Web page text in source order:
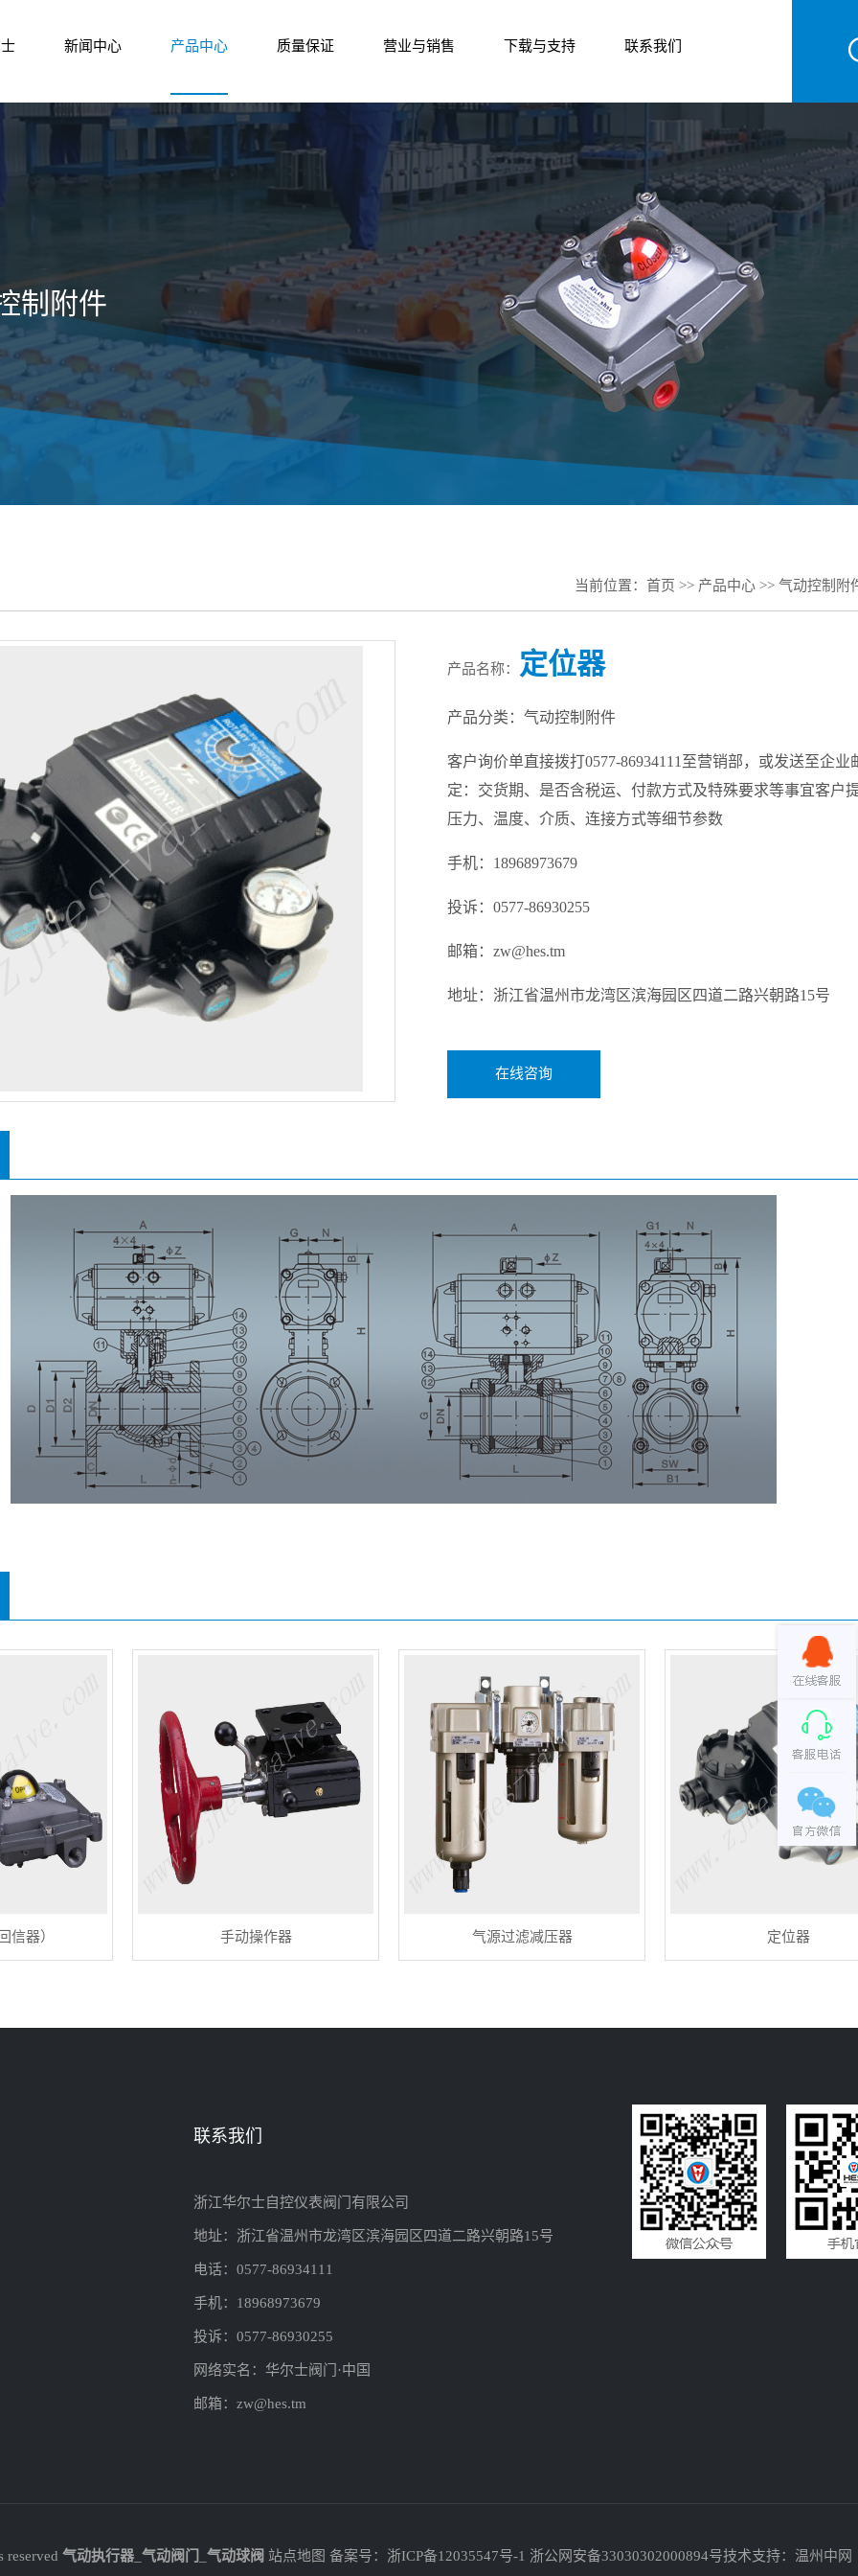
新闻中心 产品中心 质量保证 营业与销售 下载与支持 联系我们
制附件
当前位置： 首页 >> 产品中心 >> 气动控制附
产品名称： 定位器
产品分类：气动控制附件
客户询价单直接拨打0577-86934111至营销部，或发送至企业
定：交货期、是否含税运、付款方式及特殊要求等事宜客户
压力、温度、介质、连接方式等细节参数
手机：18968973679
投诉：0577-86930255
邮箱：zw@hes.tm
地址：浙江省温州市龙湾区滨海园区四道二路兴朝路15号
在线咨询
信器） 手动操作器 气源过滤减压器 定位器
联系我们
浙江华尔士自控仪表阀门有限公司
地址：浙江省温州市龙湾区滨海园区四道二路兴朝路15号
电话：0577-86934111
手机：18968973679
投诉：0577-86930255
网络实名：华尔士阀门·中国
邮箱：zw@hes.tm
气动执行器_ 气动阀门 气动球阀 站点地图 备案号： 浙ICP备12035547号-1 浙公网安备33030302000894号技术支持：温州中网